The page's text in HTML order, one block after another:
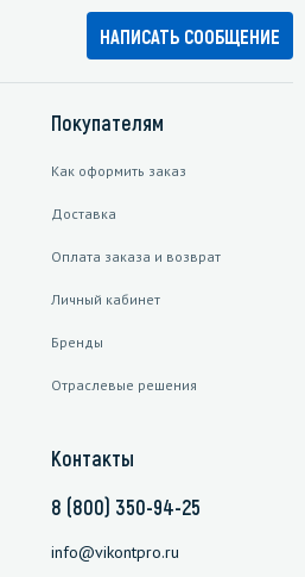
НАПИСАТЬ СООБЩЕНИЕ
Покупателям
Как оформить заказ
Доставка
Оплата заказа и возврат
Личный кабинет
Бренды
Отраслевые решения
Контакты
8 (800) 350-94-25
info@vikontpro.ru